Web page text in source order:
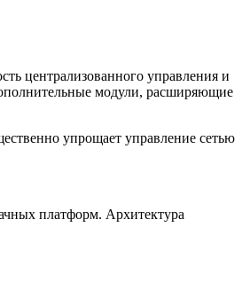
централизованного управления и
модули, расширяющие
упрощает управление сетью
платформ. Архитектура